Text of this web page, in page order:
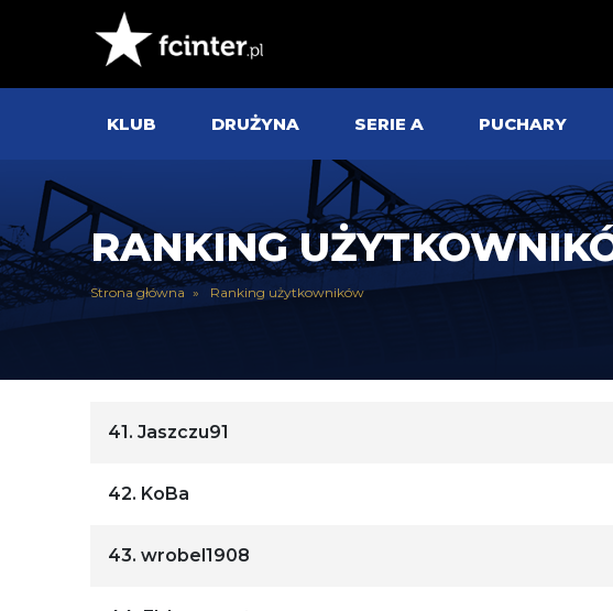
KLUB DRUŻYNA SERIE A PUCHARY
RANKING
Strona główna Ranking użytkowników
41. Jaszczu91
42. KoBa
43. wrobel1908